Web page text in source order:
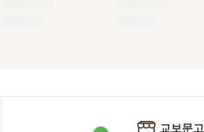
교보문고